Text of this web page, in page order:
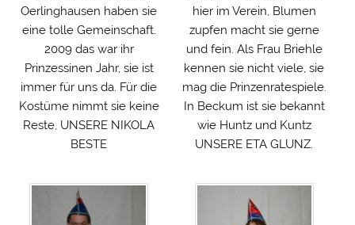
Oerlinghausen haben sie
eine tolle Gemeinschaft.
2009 das war ihr
Prinzessinen Jahr, sie ist
immer für uns da. Für die
Kostüme nimmt sie keine
Reste, UNSERE NIKOLA
BESTE
hier im Verein, Blumen
zupfen macht sie gerne
und fein. Als Frau Briehle
kennen sie nicht viele, sie
mag die Prinzenratespiele.
In Beckum ist sie bekannt
wie Huntz und Kuntz
UNSERE ETA GLUNZ.